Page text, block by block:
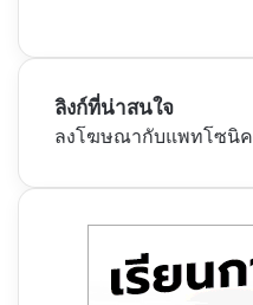
ลิงก์ที่น่าสนใจ
ลงโฆษณากับแพทโซนิค